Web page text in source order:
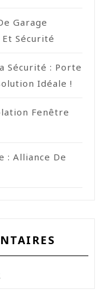
Garage
Sécurité
Sécurité : Porte
Idéale !
Fenêtre
: Alliance De